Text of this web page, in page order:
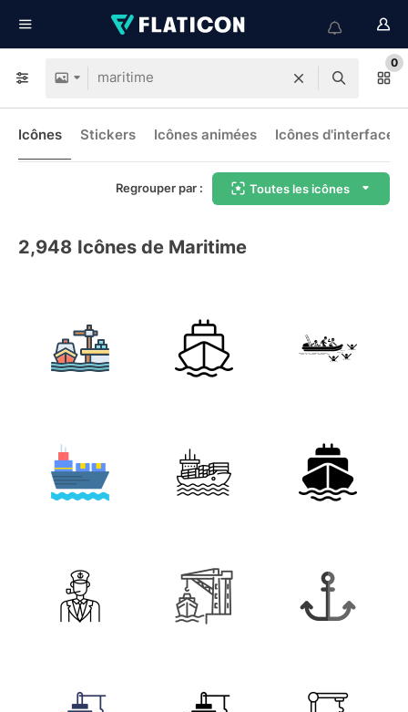
0
Icônes Stickers Icônes animées Icônes d'interface
Regrouper par : Toutes les icônes
2,948 Icônes de Maritime